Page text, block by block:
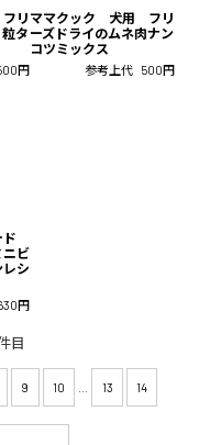
リ
タ
円
ママクック 犬用 フリ
ーズドライのムネ肉ナン
コツミックス
参考上代 500円
ド
ビ
シ
円
目
9 10 13 14